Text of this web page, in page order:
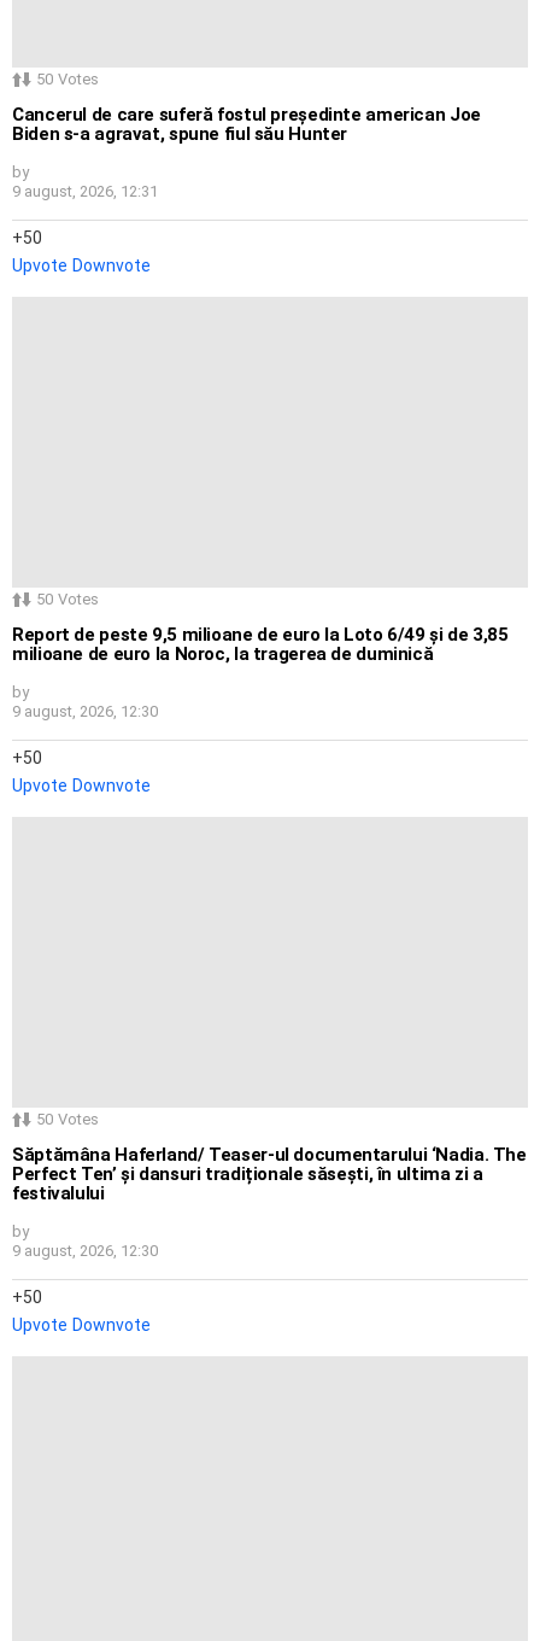
50 Votes
Cancerul de care suferă fostul președinte american Joe
Biden s-a agravat, spune fiul său Hunter
by
9 august, 2026, 12:31
50
Upvote Downvote
50 Votes
Report de peste 9,5 milioane de euro la Loto 6/49 și de 3,85
milioane de euro la Noroc, la tragerea de duminică
by
9 august, 2026, 12:30
50
Upvote Downvote
50 Votes
Săptămâna Haferland/ Teaser-ul documentarului ‘Nadia. The
Perfect Ten’ și dansuri tradiționale săsești, în ultima zi a
festivalului
by
9 august, 2026, 12:30
50
Upvote Downvote